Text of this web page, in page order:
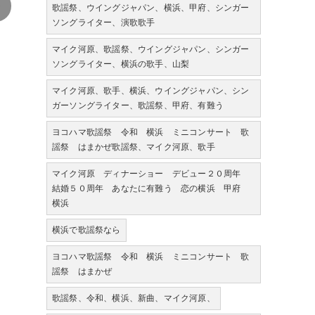
歌謡祭、ウイングジャパン、横浜、甲府、シンガー
ソングライター、演歌歌手
マイク河原、歌謡祭、ウイングジャパン、シンガー
ソングライター、横浜の歌手、山梨
マイク河原、歌手、横浜、ウイングジャパン、シン
ガーソングライター、歌謡祭、甲府、有難う
ヨコハマ歌謡祭 令和 横浜 ミニコンサート 歌
謡祭 はまかぜ歌謡祭、マイク河原、歌手
マイク河原 ディナーショー デビュー２０周年
結婚５０周年 あなたに有難う 恋の横浜 甲府
横浜
横浜で歌謡祭なら
ヨコハマ歌謡祭 令和 横浜 ミニコンサート 歌
謡祭 はまかぜ
歌謡祭、令和、横浜、新曲、マイク河原、